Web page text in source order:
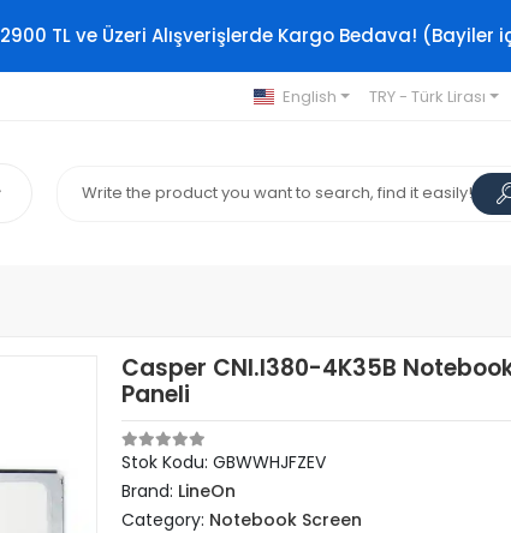
2900 TL ve Üzeri Alışverişlerde Kargo Bedava! (Bayiler
English TRY - Türk Lirası
Casper CNI.I380-4K35B
Paneli
Stok Kodu: GBWWHJFZEV
Brand: LineOn
Category: Notebook Screen